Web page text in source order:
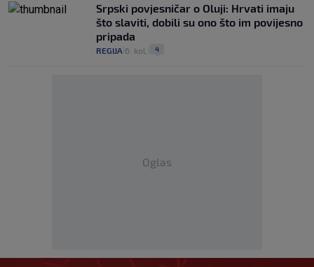
Srpski povjesničar o Oluji: Hrvati imaju
što slaviti, dobili su ono što im povijesno
pripada
REGIJA 6. kol. 4
Oglas